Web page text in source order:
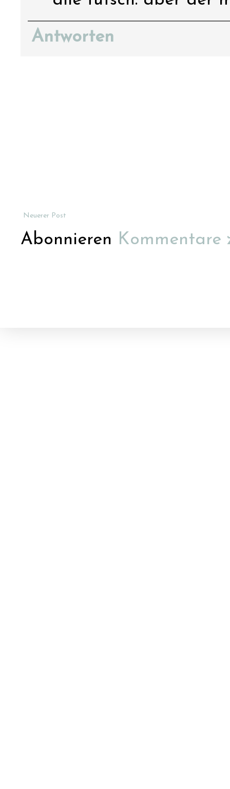
Antworten
Neuerer Post
Abonnieren Kommentare